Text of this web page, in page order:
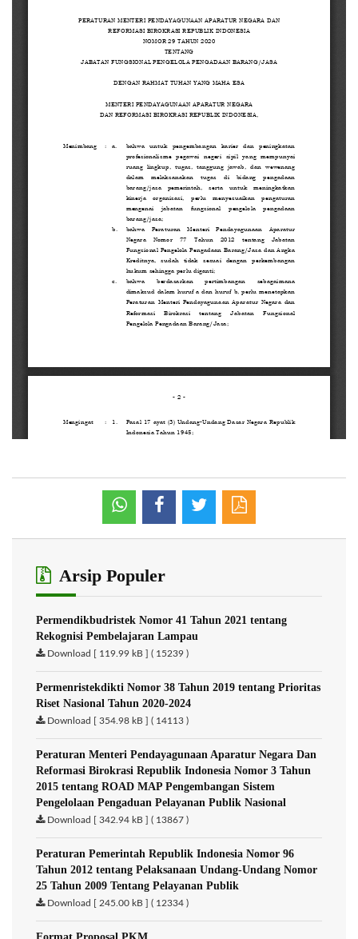
Arsip Populer
Permendikbudristek Nomor 41 Tahun 2021 tentang
Rekognisi Pembelajaran Lampau
Download [ 119.99 kB ] ( 15239 )
Permenristekdikti Nomor 38 Tahun 2019 tentang Prioritas
Riset Nasional Tahun 2020-2024
Download [ 354.98 kB ] ( 14113 )
Peraturan Menteri Pendayagunaan Aparatur Negara Dan
Reformasi Birokrasi Republik Indonesia Nomor 3 Tahun
2015 tentang ROAD MAP Pengembangan Sistem
Pengelolaan Pengaduan Pelayanan Publik Nasional
Download [ 342.94 kB ] ( 13867 )
Peraturan Pemerintah Republik Indonesia Nomor 96
Tahun 2012 tentang Pelaksanaan Undang-Undang Nomor
25 Tahun 2009 Tentang Pelayanan Publik
Download [ 245.00 kB ] ( 12334 )